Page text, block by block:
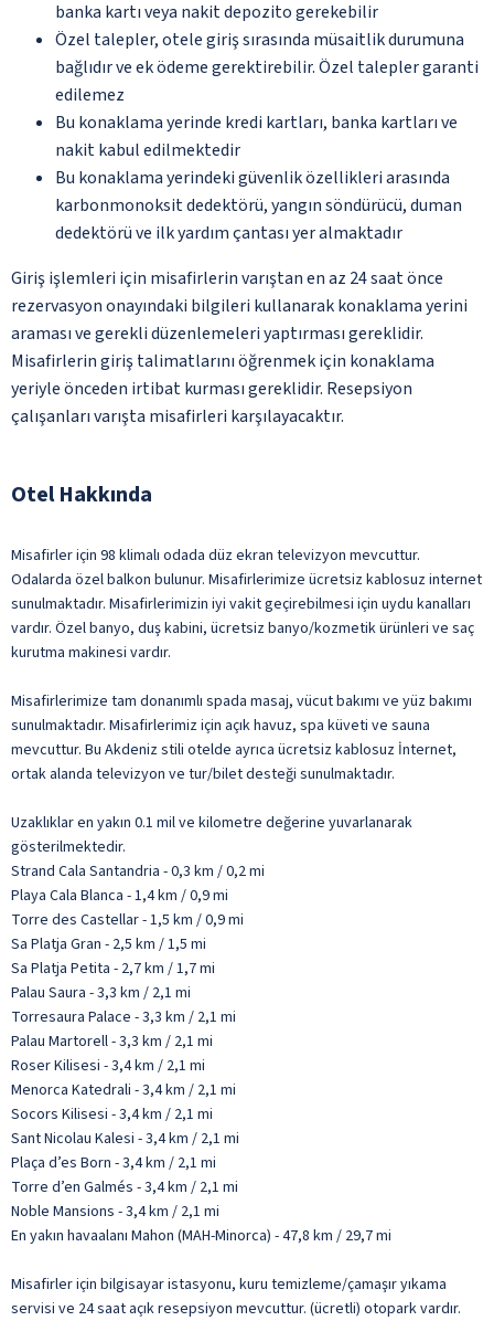
banka kartı veya nakit depozito gerekebilir
Özel talepler, otele giriş sırasında müsaitlik durumuna
bağlıdır ve ek ödeme gerektirebilir. Özel talepler garanti
edilemez
Bu konaklama yerinde kredi kartları, banka kartları ve
nakit kabul edilmektedir
Bu konaklama yerindeki güvenlik özellikleri arasında
karbonmonoksit dedektörü, yangın söndürücü, duman
dedektörü ve ilk yardım çantası yer almaktadır
Giriş işlemleri için misafirlerin varıştan en az 24 saat önce
rezervasyon onayındaki bilgileri kullanarak konaklama yerini
araması ve gerekli düzenlemeleri yaptırması gereklidir.
Misafirlerin giriş talimatlarını öğrenmek için konaklama
yeriyle önceden irtibat kurması gereklidir. Resepsiyon
çalışanları varışta misafirleri karşılayacaktır.
Otel Hakkında
Misafirler için 98 klimalı odada düz ekran televizyon mevcuttur.
Odalarda özel balkon bulunur. Misafirlerimize ücretsiz kablosuz internet
sunulmaktadır. Misafirlerimizin iyi vakit geçirebilmesi için uydu kanalları
vardır. Özel banyo, duş kabini, ücretsiz banyo/kozmetik ürünleri ve saç
kurutma makinesi vardır.
Misafirlerimize tam donanımlı spada masaj, vücut bakımı ve yüz bakımı
sunulmaktadır. Misafirlerimiz için açık havuz, spa küveti ve sauna
mevcuttur. Bu Akdeniz stili otelde ayrıca ücretsiz kablosuz İnternet,
ortak alanda televizyon ve tur/bilet desteği sunulmaktadır.
Uzaklıklar en yakın 0.1 mil ve kilometre değerine yuvarlanarak
gösterilmektedir.
Strand Cala Santandria - 0,3 km / 0,2 mi
Playa Cala Blanca - 1,4 km / 0,9 mi
Torre des Castellar - 1,5 km / 0,9 mi
Sa Platja Gran - 2,5 km / 1,5 mi
Sa Platja Petita - 2,7 km / 1,7 mi
Palau Saura - 3,3 km / 2,1 mi
Torresaura Palace - 3,3 km / 2,1 mi
Palau Martorell - 3,3 km / 2,1 mi
Roser Kilisesi - 3,4 km / 2,1 mi
Menorca Katedrali - 3,4 km / 2,1 mi
Socors Kilisesi - 3,4 km / 2,1 mi
Sant Nicolau Kalesi - 3,4 km / 2,1 mi
Plaça d’es Born - 3,4 km / 2,1 mi
Torre d’en Galmés - 3,4 km / 2,1 mi
Noble Mansions - 3,4 km / 2,1 mi
En yakın havaalanı Mahon (MAH-Minorca) - 47,8 km / 29,7 mi
Misafirler için bilgisayar istasyonu, kuru temizleme/çamaşır yıkama
servisi ve 24 saat açık resepsiyon mevcuttur. (ücretli) otopark vardır.